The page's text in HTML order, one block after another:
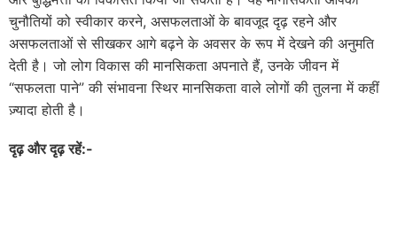
चुनौतियों को स्वीकार करने, असफलताओं के बावजूद दृढ़ रहने और
असफलताओं से सीखकर आगे बढ़ने के अवसर के रूप में देखने की अनुमति
देती है। जो लोग विकास की मानसिकता अपनाते हैं, उनके जीवन में
“सफलता पाने” की संभावना स्थिर मानसिकता वाले लोगों की तुलना में कहीं
ज़्यादा होती है।
दृढ़ और दृढ़ रहें:-